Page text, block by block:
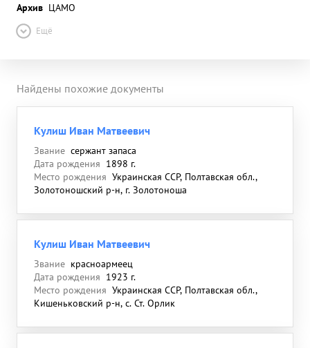
Архив ЦАМО
Ещё
Найдены похожие документы
Кулиш Иван Матвеевич
Звание сержант запаса
Дата рождения 1898 г.
Место рождения Украинская ССР, Полтавская обл.,
Золотоношский р-н, г. Золотоноша
Кулиш Иван Матвеевич
Звание красноармеец
Дата рождения 1923 г.
Место рождения Украинская ССР, Полтавская обл.,
Кишеньковский р-н, с. Ст. Орлик